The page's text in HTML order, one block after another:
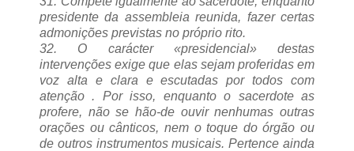
presidente da assembleia reunida, fazer certas
admonições previstas no próprio rito.
32. O carácter «presidencial» destas
intervenções exige que elas sejam proferidas em
voz alta e clara e escutadas por todos com
atenção . Por isso, enquanto o sacerdote as
profere, não se hão-de ouvir nenhumas outras
orações ou cânticos, nem o toque do órgão ou
de outros instrumentos musicais.Pertence ainda